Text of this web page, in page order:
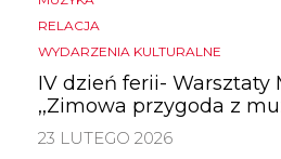
RELACJA
WYDARZENIA KULTURALNE
IV dzień ferii- Warsztaty
,,Zimowa przygoda z
23 LUTEGO 2026